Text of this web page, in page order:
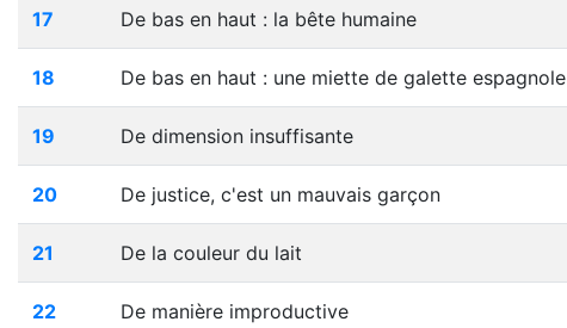
17 De bas en haut : la bête humaine
18 De bas en haut : une miette de galette espagnole
19 De dimension insuffisante
20 De justice, c'est un mauvais garçon
21 De la couleur du lait
22 De manière improductive